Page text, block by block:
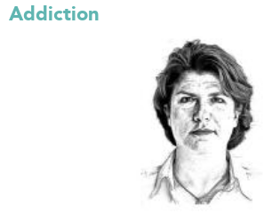
Addiction